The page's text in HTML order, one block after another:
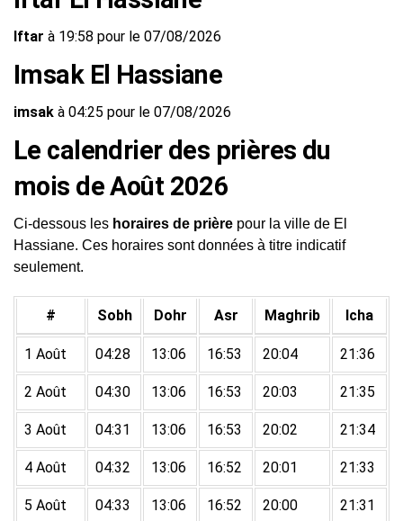
Iftar à 19:58 pour le 07/08/2026
Imsak El Hassiane
imsak à 04:25 pour le 07/08/2026
Le calendrier des prières du
mois de Août 2026
Ci-dessous les horaires de prière pour la ville de El
Hassiane. Ces horaires sont données à titre indicatif
seulement.
# Sobh Dohr Asr Maghrib Icha
1 Août 04:28 13:06 16:53 20:04 21:36
2 Août 04:30 13:06 16:53 20:03 21:35
3 Août 04:31 13:06 16:53 20:02 21:34
4 Août 04:32 13:06 16:52 20:01 21:33
5 Août 04:33 13:06 16:52 20:00 21:31